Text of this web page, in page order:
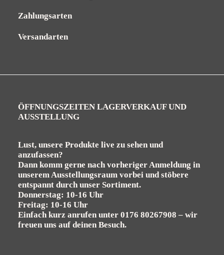
Zahlungsarten
Versandarten
ÖFFNUNGSZEITEN LAGERVERKAUF UND
AUSSTELLUNG
Lust, unsere Produkte live zu sehen und
anzufassen?
Dann komm gerne nach vorheriger Anmeldung in
unserem Ausstellungsraum vorbei und stöbere
entspannt durch unser Sortiment.
Donnerstag: 10-16 Uhr
Freitag: 10-16 Uhr
Einfach kurz anrufen unter 0176 80267908 – wir
freuen uns auf deinen Besuch.